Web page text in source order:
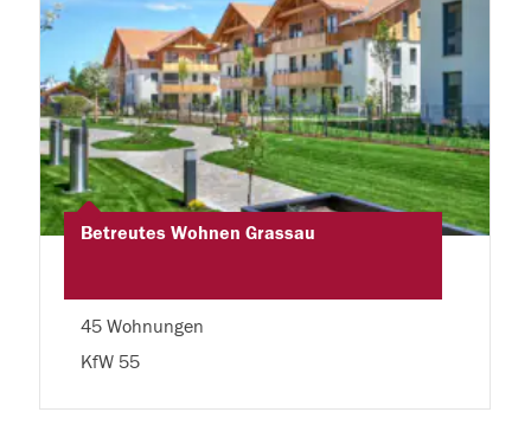
Betreutes Wohnen Grassau
45 Wohnungen
KfW 55